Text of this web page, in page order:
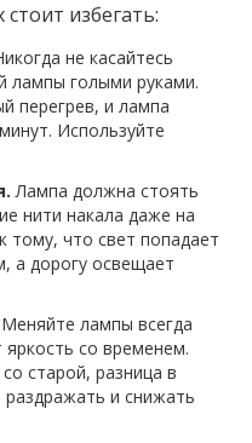
избегать:
не касайтесь
лампы голыми руками.
перегрев, и лампа
Используйте
Лампа должна стоять
нити накала даже на
тому, что свет попадает
а дорогу освещает
Меняйте лампы всегда
со временем.
старой, разница в
раздражать и снижать